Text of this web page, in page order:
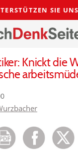
SIE UNS
Knickt die